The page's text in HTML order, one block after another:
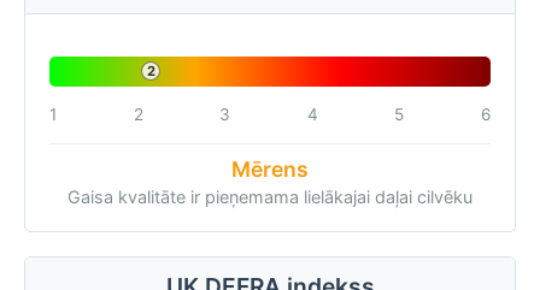
2
1 2 3 4 5 6
Mērens
Gaisa kvalitāte ir pieņemama lielākajai daļai cilvēku